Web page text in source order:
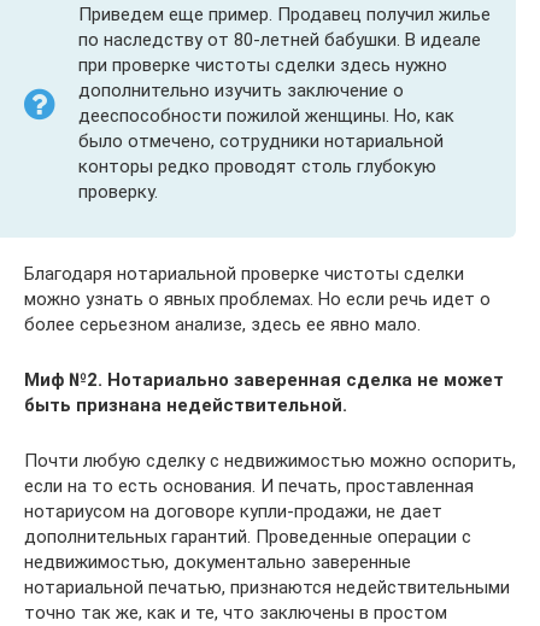
Приведем еще пример. Продавец получил жилье
по наследству от 80-летней бабушки. В идеале
при проверке чистоты сделки здесь нужно
дополнительно изучить заключение о
дееспособности пожилой женщины. Но, как
было отмечено, сотрудники нотариальной
конторы редко проводят столь глубокую
проверку.
Благодаря нотариальной проверке чистоты сделки
можно узнать о явных проблемах. Но если речь идет о
более серьезном анализе, здесь ее явно мало.
Миф №2. Нотариально заверенная сделка не может
быть признана недействительной.
Почти любую сделку с недвижимостью можно оспорить,
если на то есть основания. И печать, проставленная
нотариусом на договоре купли-продажи, не дает
дополнительных гарантий. Проведенные операции с
недвижимостью, документально заверенные
нотариальной печатью, признаются недействительными
точно так же, как и те, что заключены в простом